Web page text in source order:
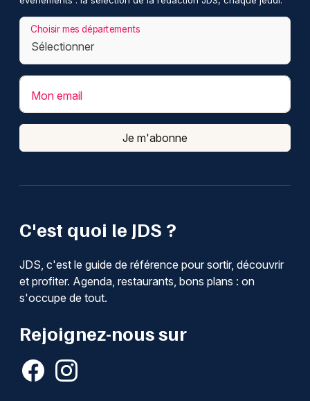
C'est quoi le JDS ?
JDS, c'est le guide de référence pour sortir, découvrir
et profiter. Agenda, restaurants, bons plans : on
s'occupe de tout.
Rejoignez-nous sur
Choisir mes départements
Mon email
Je m'abonne